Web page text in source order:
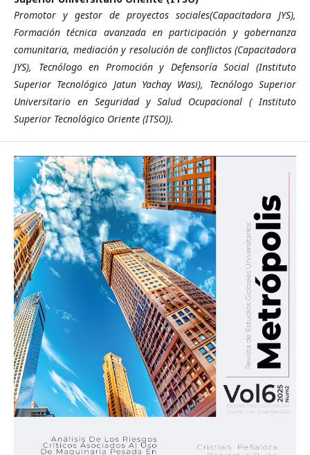
Promotor y gestor de proyectos sociales(Capacitadora JYS),
Formación técnica avanzada en participación y gobernanza
comunitaria, mediación y resolución de conflictos (Capacitadora
JYS), Tecnólogo en Promoción y Defensoría Social (Instituto
Superior Tecnológico Jatun Yachay Wasi), Tecnólogo Superior
Universitario en Seguridad y Salud Ocupacional ( Instituto
Superior Tecnológico Oriente (ITSO)).